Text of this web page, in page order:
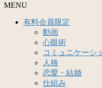
MENU
有料会員限定
動画
心眼術
コミュニケーシ
人格
恋愛・結婚
仕組み